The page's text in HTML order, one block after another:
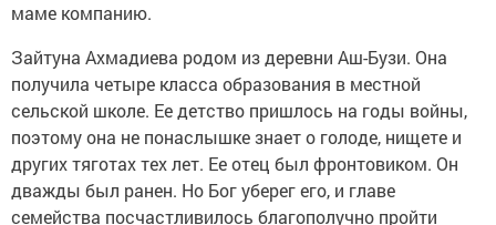
маме компанию.
Зайтуна Ахмадиева родом из деревни Аш-Бузи. Она
получила четыре класса образования в местной
сельской школе. Ее детство пришлось на годы войны,
поэтому она не понаслышке знает о голоде, нищете и
других тяготах тех лет. Ее отец был фронтовиком. Он
дважды был ранен. Но Бог уберег его, и главе
семейства посчастливилось благополучно пройти